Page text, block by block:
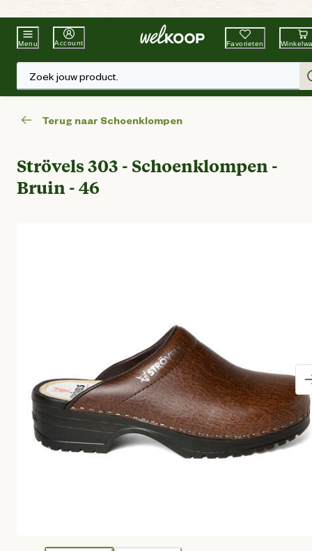
Beste WinkelketenTuin & Dier
Menu Account Favorieten
Zoek jouw product.
Terug naar Schoenklompen
Strövels 303 - Schoenklompen -
Bruin - 46